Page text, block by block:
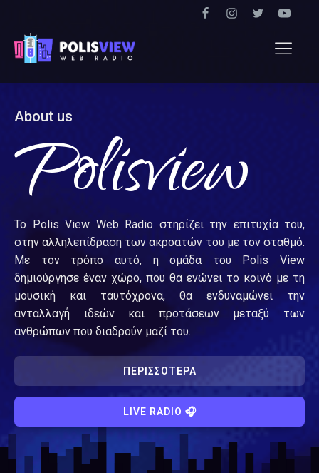
About us
Polisview
Το Polis View Web Radio στηρίζει την επιτυχία του,
στην αλληλεπίδραση των ακροατών του με τον σταθμό.
Με τον τρόπο αυτό, η ομάδα του Polis View
δημιούργησε έναν χώρο, που θα ενώνει το κοινό με τη
μουσική και ταυτόχρονα, θα ενδυναμώνει την
ανταλλαγή ιδεών και προτάσεων μεταξύ των
ανθρώπων που διαδρούν μαζί του.
ΠΕΡΙΣΣΟΤΕΡΑ
LIVE RADIO 🎧